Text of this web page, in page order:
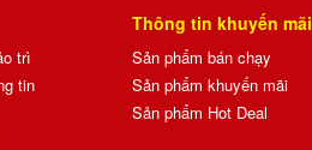
trì
tin
Thông tin khuyến mãi
Sản phẩm bán chạy
Sản phẩm khuyến mãi
Sản phẩm Hot Deal